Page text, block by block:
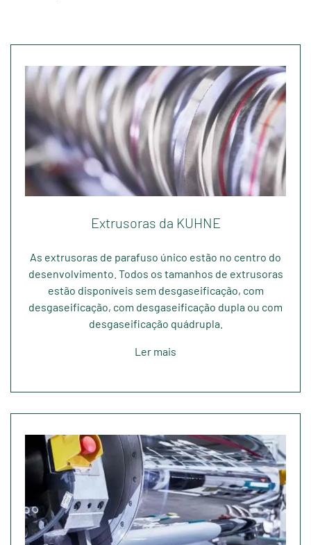
Extrusoras da KUHNE
As extrusoras de parafuso único estão no centro do
desenvolvimento. Todos os tamanhos de extrusoras
estão disponíveis sem desgaseificação, com
desgaseificação, com desgaseificação dupla ou com
desgaseificação quádrupla.
Ler mais